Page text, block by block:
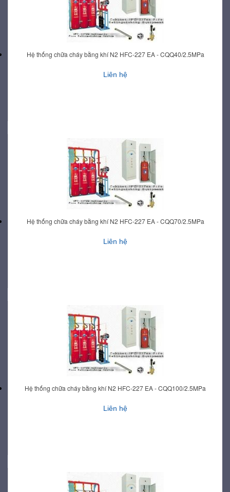
Hệ thống chữa cháy bằng khí N2 HFC-227 EA - CQQ40/2.5MPa
Liên hệ
Hệ thống chữa cháy bằng khí N2 HFC-227 EA - CQQ70/2.5MPa
Liên hệ
Hệ thống chữa cháy bằng khí N2 HFC-227 EA - CQQ100/2.5MPa
Liên hệ